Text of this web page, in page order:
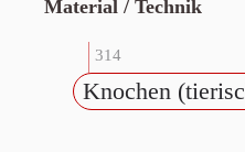
Material / Technik
314
Knochen